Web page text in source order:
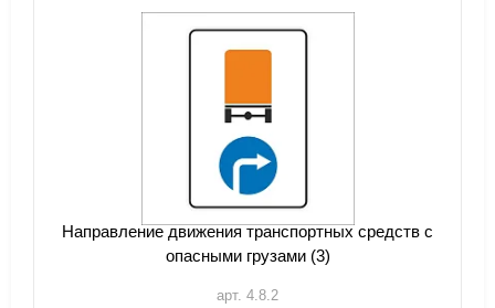
Направление движения транспортных средств с
опасными грузами (3)
арт. 4.8.2